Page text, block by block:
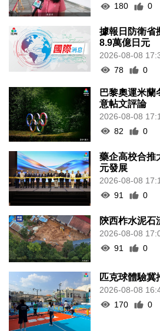
180
0
據報日防衛省
8.9萬億日元
2026-08-08
78
0
巴黎奧運米蘭
意帖文評論
2026-08-08
82
0
藥企高校合推
元發展
2026-08-08
91
0
陝西柞水泥石
2026-08-08
91
0
匹克球體驗冀
2026-08-08
170
0